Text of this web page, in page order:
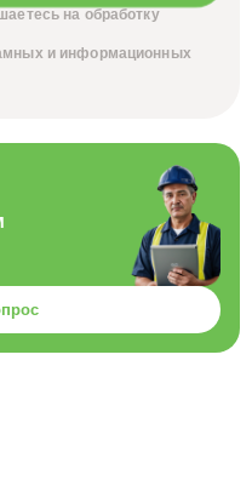
на обработку
и информационных